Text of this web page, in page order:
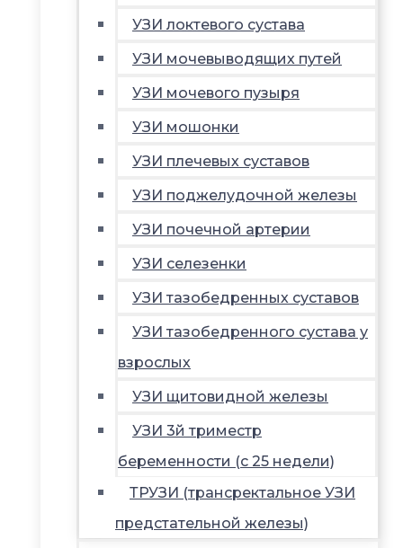
УЗИ локтевого сустава
УЗИ мочевыводящих путей
УЗИ мочевого пузыря
УЗИ мошонки
УЗИ плечевых суставов
УЗИ поджелудочной железы
УЗИ почечной артерии
УЗИ селезенки
УЗИ тазобедренных суставов
УЗИ тазобедренного сустава у
взрослых
УЗИ щитовидной железы
УЗИ 3й триместр
беременности (с 25 недели)
ТРУЗИ (трансректальное УЗИ
предстательной железы)